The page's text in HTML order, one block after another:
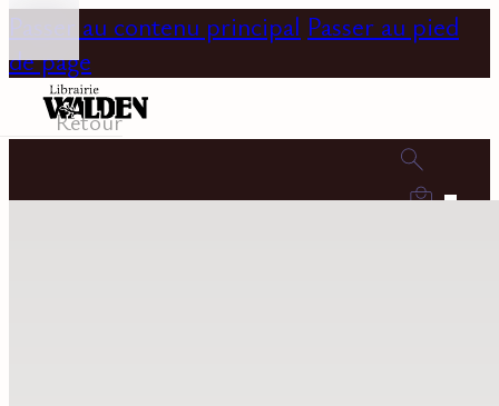
Passer au contenu principal Passer au pied
de page
0
Retour